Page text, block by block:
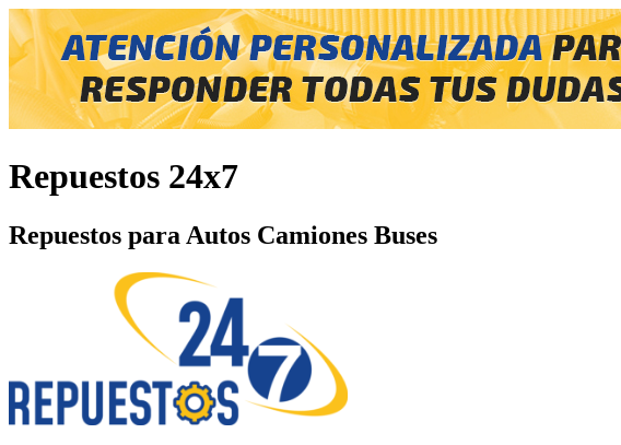
Repuestos 24x7
Repuestos para Autos Camiones Buses